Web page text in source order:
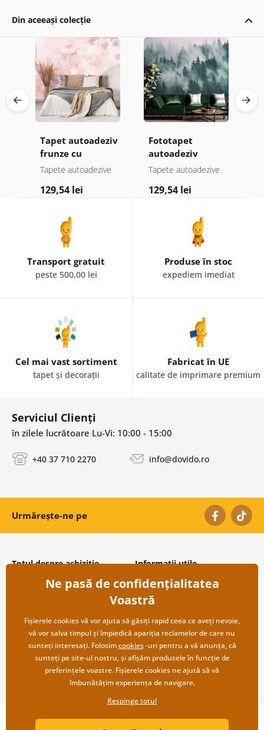
Din aceeași colecție
Tapet autoadeziv
frunze cu
atingere
Tapete autoadezive
129,54 lei
Fototapet
autoadeziv
pădure în ceață
Tapete autoadezive
129,54 lei
Transport gratuit
peste 500,00 lei
Produse în stoc
expediem imediat
Cel mai vast sortiment
tapet și decorații
Fabricat în UE
calitate de imprimare premium
Serviciul Clienți
în zilele lucrătoare Lu-Vi: 10:00 - 15:00
+40 37 710 2270 info@dovido.ro
Urmărește-ne pe
Totul despre achiziție
Condiții și termeni generali
Protecția datelor personale
Transport și modalități de plată
Returnare
Informații utile
Despre noi
Întrebări frecvente
Contacte
Cooperare angro
Copyright ©2019 © Dovido.ro.
Ne pasă de confidențialitatea
Voastră
Fișierele cookies vă vor ajuta să găsiți rapid ceea ce aveți nevoie,
vă vor salva timpul și împiedică apariția reclamelor de care nu
sunteți interesați. Folosimcookies-uri pentru a vă anunța, că
sunteți pe site-ul nostru, și afișăm produsele în funcție de
preferințele voastre. Fișierele cookies ne ajută să vă
îmbunătățim experiența de navigare.
Respinge totul